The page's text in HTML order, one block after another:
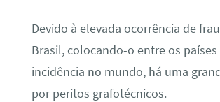
Devido à elevada ocorrência de
Brasil, colocando-o entre os
incidência no mundo, há uma
por peritos grafotécnicos.